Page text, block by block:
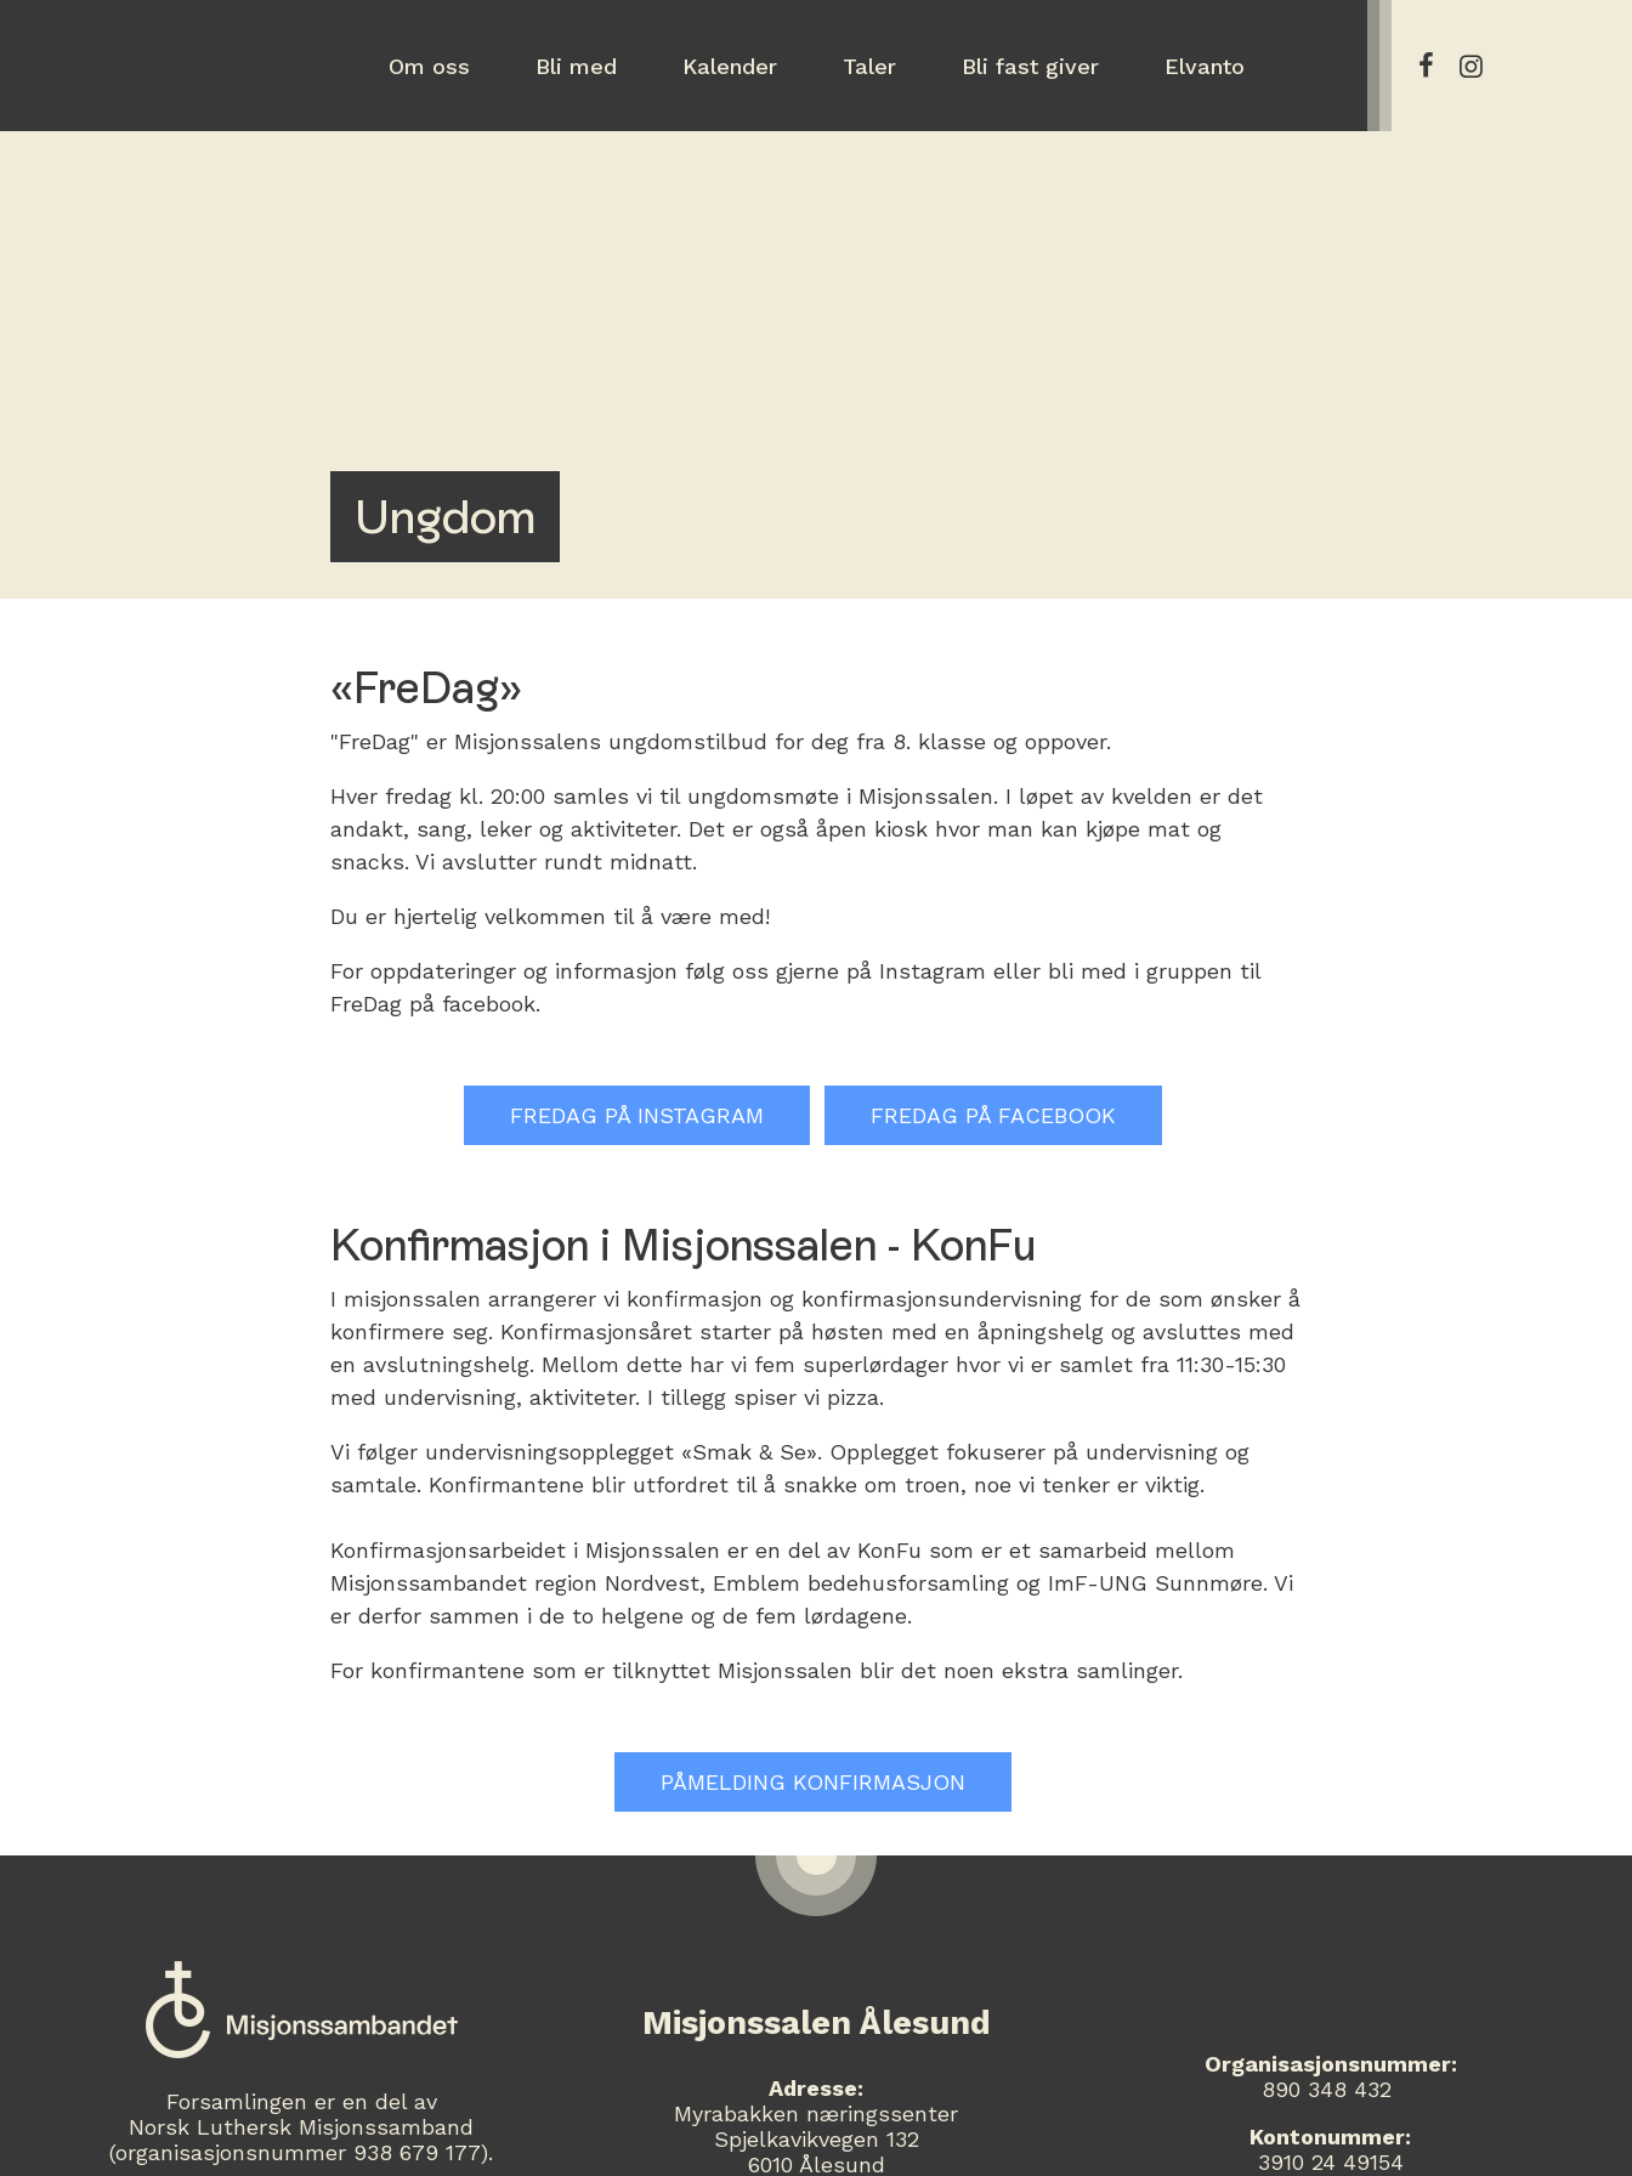
Om oss Bli med Kalender Taler Bli fast giver Elvanto
Ungdom
«FreDag»
"FreDag" er Misjonssalens ungdomstilbud for deg fra 8. klasse og oppover.
Hver fredag kl. 20:00 samles vi til ungdomsmøte i Misjonssalen. I løpet av kvelden er det
andakt, sang, leker og aktiviteter. Det er også åpen kiosk hvor man kan kjøpe mat og
snacks. Vi avslutter rundt midnatt.
Du er hjertelig velkommen til å være med!
For oppdateringer og informasjon følg oss gjerne på Instagram eller bli med i gruppen til
FreDag på facebook.
FREDAG PÅ INSTAGRAM FREDAG PÅ FACEBOOK
Konfirmasjon i Misjonssalen - KonFu
I misjonssalen arrangerer vi konfirmasjon og konfirmasjonsundervisning for de som ønsker å
konfirmere seg. Konfirmasjonsåret starter på høsten med en åpningshelg og avsluttes med
en avslutningshelg. Mellom dette har vi fem superlørdager hvor vi er samlet fra 11:30-15:30
med undervisning, aktiviteter. I tillegg spiser vi pizza.
Vi følger undervisningsopplegget «Smak & Se». Opplegget fokuserer på undervisning og
samtale. Konfirmantene blir utfordret til å snakke om troen, noe vi tenker er viktig.
Konfirmasjonsarbeidet i Misjonssalen er en del av KonFu som er et samarbeid mellom
Misjonssambandet region Nordvest, Emblem bedehusforsamling og ImF-UNG Sunnmøre. Vi
er derfor sammen i de to helgene og de fem lørdagene.
For konfirmantene som er tilknyttet Misjonssalen blir det noen ekstra samlinger.
PÅMELDING KONFIRMASJON
Forsamlingen er en del av
Norsk Luthersk Misjonssamband
(organisasjonsnummer 938 679 177).
Misjonssalen Ålesund
Adresse:
Myrabakken næringssenter
Spjelkavikvegen 132
6010 Ålesund
Organisasjonsnummer:
890 348 432
Kontonummer:
3910 24 49154